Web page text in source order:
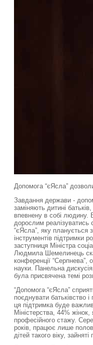
Допомога “єЯсла”
Завдання держави -
заміняють дитині
впевнену в собі
дорослим
“єЯсла”, яку планується
інструментів підтримки
заступниця Міністра
Людмила Шемелинець
конференції “Серпнева”,
науки. Панельна
була присвячена темі
“Допомога “єЯсла”
поєднувати батьківство
ця підтримка буде
Міністерства, 44%
професійного стажу.
років, працює лише
дітей такого віку,